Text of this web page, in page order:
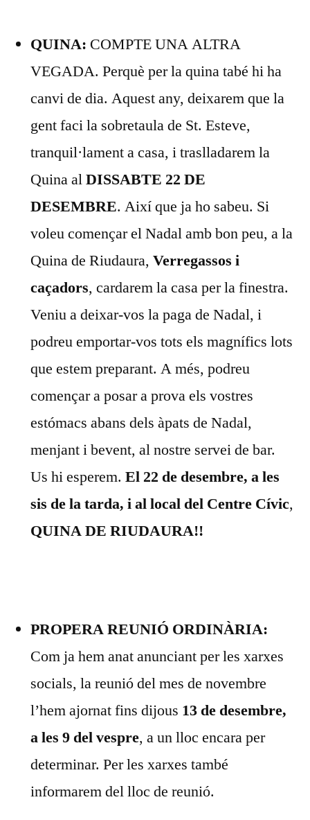
QUINA: COMPTE UNA ALTRA
VEGADA. Perquè per la quina tabé hi ha
canvi de dia. Aquest any, deixarem que la
gent faci la sobretaula de St. Esteve,
tranquil·lament a casa, i traslladarem la
Quina alDISSABTE 22 DE
DESEMBRE. Així que ja ho sabeu. Si
voleu començar el Nadal amb bon peu, a la
Quina de Riudaura, Verregassos i
caçadors, cardarem la casa per la finestra.
Veniu a deixar-vos la paga de Nadal, i
podreu emportar-vos tots els magnífics lots
que estem preparant. A més, podreu
començar a posar a prova els vostres
estómacs abans dels àpats de Nadal,
menjant i bevent, al nostre servei de bar.
Us hi esperem. El 22 de desembre, a les
sis de la tarda, i al local del Centre Cívic,
QUINA DE RIUDAURA!!
PROPERA REUNIÓ ORDINÀRIA:
Com ja hem anat anunciant per les xarxes
socials, la reunió del mes de novembre
l’hem ajornat fins dijous 13 de desembre,
a les 9 del vespre, a un lloc encara per
determinar. Per les xarxes també
informarem del lloc de reunió.